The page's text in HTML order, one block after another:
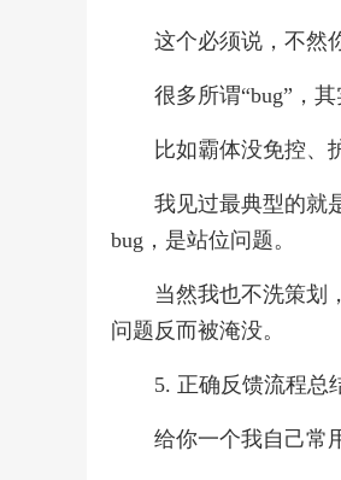
这个必须说，不然
很多所谓“bug”，
比如霸体没免控、
我见过最典型的就
bug，是站位问题。
当然我也不洗策划
问题反而被淹没。
5. 正确反馈流程总
给你一个我自己常